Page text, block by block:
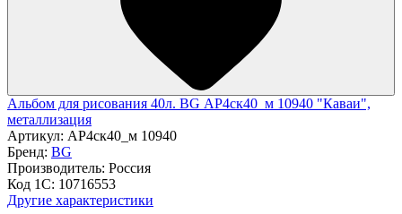
Альбом для рисования 40л. BG АР4ск40_м 10940 "Каваи",
металлизация
Артикул: АР4ск40_м 10940
Бренд: BG
Производитель: Россия
Код 1С: 10716553
Другие характеристики